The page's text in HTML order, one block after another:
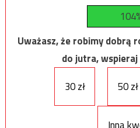
Uważasz, że robimy dobrą
do jutra, wspieraj
30 zł
50 zł